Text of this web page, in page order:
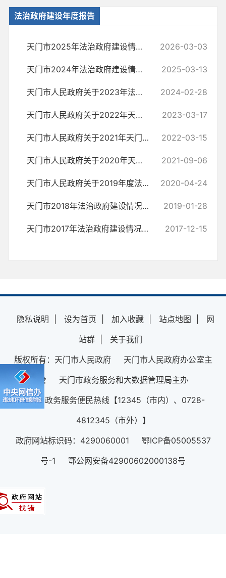
法治政府建设年度报告
天门市2025年法治政府建设情况报告 2026-03-03
天门市2024年法治政府建设情况报告 2025-03-13
天门市人民政府关于2023年法治政府建设情况的报告 2024-02-28
天门市人民政府关于2022年天门市法治政府建设情况的报告 2023-03-17
天门市人民政府关于2021年天门市法治政府建设情况的报告 2022-03-15
天门市人民政府关于2020年天门市法治政府建设情况的报告 2021-09-06
天门市人民政府关于2019年度法治政府建设情况的报告 2020-04-24
天门市2018年法治政府建设情况工作报告 2019-01-28
天门市2017年法治政府建设情况工作报告 2017-12-15
隐私说明 设为首页 加入收藏 站点地图
网
站群
关于我们
版权所有：天门市人民政府 天门市人民政府办公室主
管 天门市政务服务和大数据管理局主办
12345政务服务便民热线【12345（市内）、0728-
4812345（市外）】
政府网站标识码：4290060001 鄂ICP备05005537
号-1 鄂公网安备42900602000138号